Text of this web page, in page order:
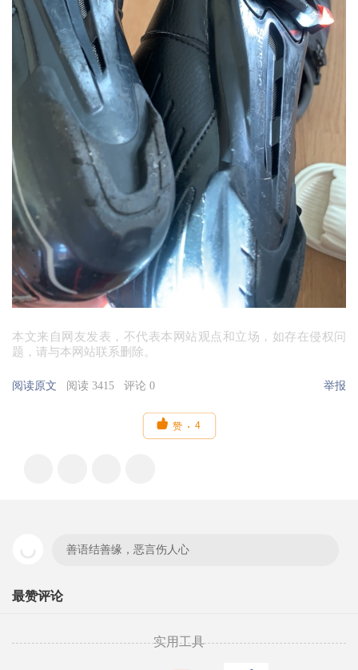
本文来自网友发表，不代表本网站观点和立场，如存在侵权问
题，请与本网站联系删除。
阅读原文 阅读 3415 评论 0 举报
 赞 4
善语结善缘，恶言伤人心
最赞评论
实用工具